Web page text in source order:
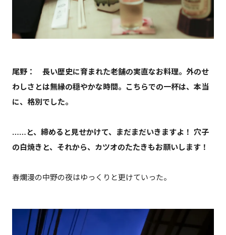
尾野： 長い歴史に育まれた老舗の実直なお料理。外のせ
わしさとは無縁の穏やかな時間。こちらでの一杯は、本当
に、格別でした。
……と、締めると見せかけて、まだまだいきますよ！ 穴子
の白焼きと、それから、カツオのたたきもお願いします！
春爛漫の中野の夜はゆっくりと更けていった。